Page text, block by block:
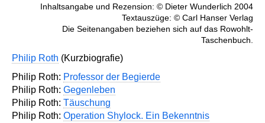
Inhaltsangabe und Rezension: © Dieter Wunderlich 2004
Textauszüge: © Carl Hanser Verlag
Die Seitenangaben beziehen sich auf das Rowohlt-
Taschenbuch.
Philip Roth (Kurzbiografie)
Philip Roth: Professor der Begierde
Philip Roth: Gegenleben
Philip Roth: Täuschung
Philip Roth: Operation Shylock. Ein Bekenntnis